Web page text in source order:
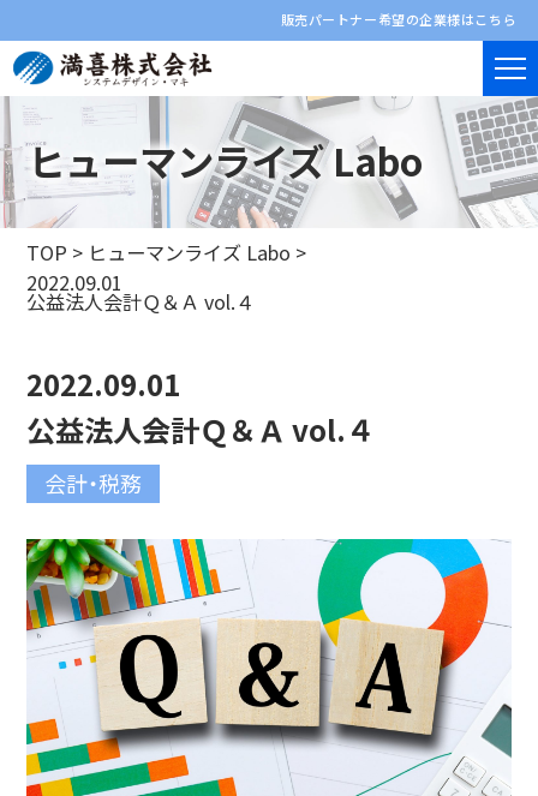
販売パートナー希望の企業様はこちら
ヒューマンライズ Labo
TOP > ヒューマンライズ Labo >
2022.09.01
公益法人会計Ｑ＆Ａ vol.４
2022.09.01
公益法人会計Ｑ＆Ａ vol.４
会計・税務